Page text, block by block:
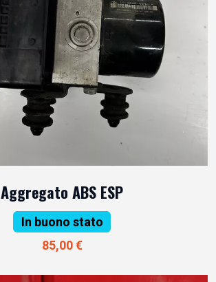
Aggregato ABS ESP
In buono stato
85,00 €